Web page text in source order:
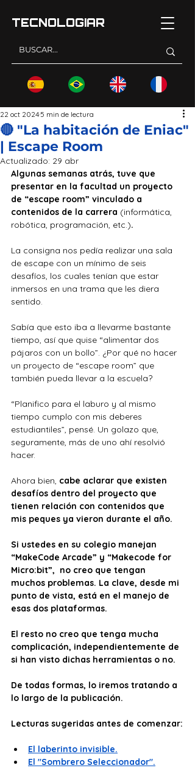
TECNOLOGIAR
🔴 "La habitación de Eniac"
| Escape Room
22 oct 20245 min de lectura
Actualizado: 29 abr
Algunas semanas atrás, tuve que
presentar en la facultad un proyecto
de “escape room” vinculado a
contenidos de la carrera (informática,
robótica, programación, etc.).
La consigna nos pedía realizar una sala
de escape con un mínimo de seis
desafíos, los cuales tenían que estar
inmersos en una trama que les diera
sentido.
Sabía que esto iba a llevarme bastante
tiempo, así que quise “alimentar dos
pájaros con un bollo”. ¿Por qué no hacer
un proyecto de “escape room” que
también pueda llevar a la escuela?
“Planifico para el laburo y al mismo
tiempo cumplo con mis deberes
estudiantiles”, pensé. Un golazo que,
seguramente, más de uno ahí resolvió
hacer.
Ahora bien, cabe aclarar que existen
desafíos dentro del proyecto que
tienen relación con contenidos que
mis peques ya vieron durante el año.
Si ustedes en su colegio manejan
“MakeCode Arcade” y “Makecode for
Micro:bit”,  no creo que tengan
muchos problemas. La clave, desde mi
punto de vista, está en el manejo de
esas dos plataformas.
El resto no creo que tenga mucha
complicación, independientemente de
si han visto dichas herramientas o no.
De todas formas, lo iremos tratando a
lo largo de la publicación.
Lecturas sugeridas antes de comenzar:
El laberinto invisible.
El "Sombrero Seleccionador".